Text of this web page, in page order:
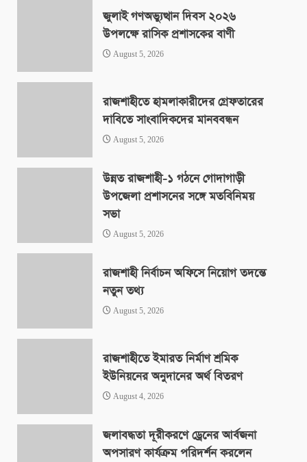
জুলাই গণঅভ্যুত্থান দিবস ২০২৬
উপলক্ষে রাসিক প্রশাসকের বাণী
August 5, 2026
রাজশাহীতে হামলাকারীদের গ্রেফতারের
দাবিতে সাংবাদিকদের মানববন্ধন
August 5, 2026
উন্নত রাজশাহী-১ গঠনে গোদাগাড়ী
উপজেলা প্রশাসনের সঙ্গে মতবিনিময়
সভা
August 5, 2026
রাজশাহী নির্বাচন অফিসে নিয়োগ তদন্তে
নতুন তথ্য
August 5, 2026
রাজশাহীতে ইমারত নির্মাণ শ্রমিক
ইউনিয়নের অনুদানের অর্থ বিতরণ
August 4, 2026
জলাবদ্ধতা দূরীকরণে ড্রেনের আর্বজনা
অপসারণ কার্যক্রম পরিদর্শন করলেন